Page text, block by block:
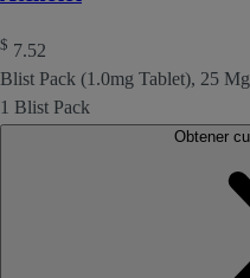
$ 7.52
Blist Pack (1.0mg Tablet), 25 Mg
1 Blist Pack